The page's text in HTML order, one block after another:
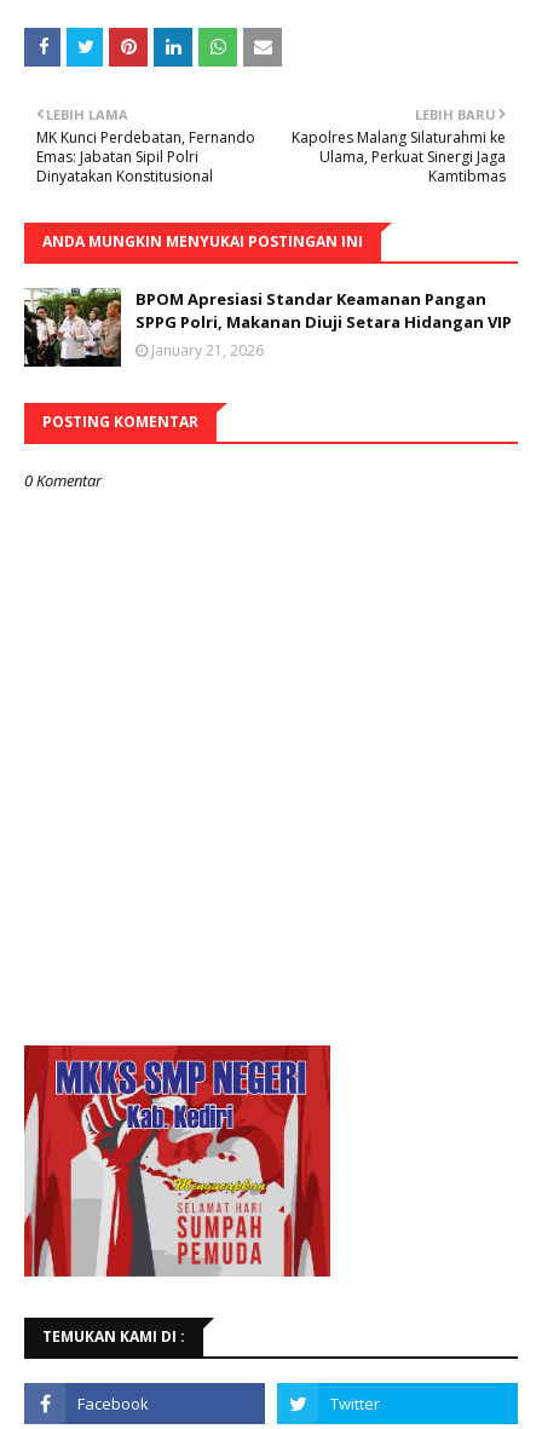
LEBIH BARU
Kapolres Malang Silaturahmi ke
Ulama, Perkuat Sinergi Jaga
Kamtibmas
LEBIH LAMA
MK Kunci Perdebatan, Fernando
Emas: Jabatan Sipil Polri
Dinyatakan Konstitusional
ANDA MUNGKIN MENYUKAI POSTINGAN INI
BPOM Apresiasi Standar Keamanan Pangan
SPPG Polri, Makanan Diuji Setara Hidangan VIP
January 21, 2026
POSTING KOMENTAR
0 Komentar
TEMUKAN KAMI DI :